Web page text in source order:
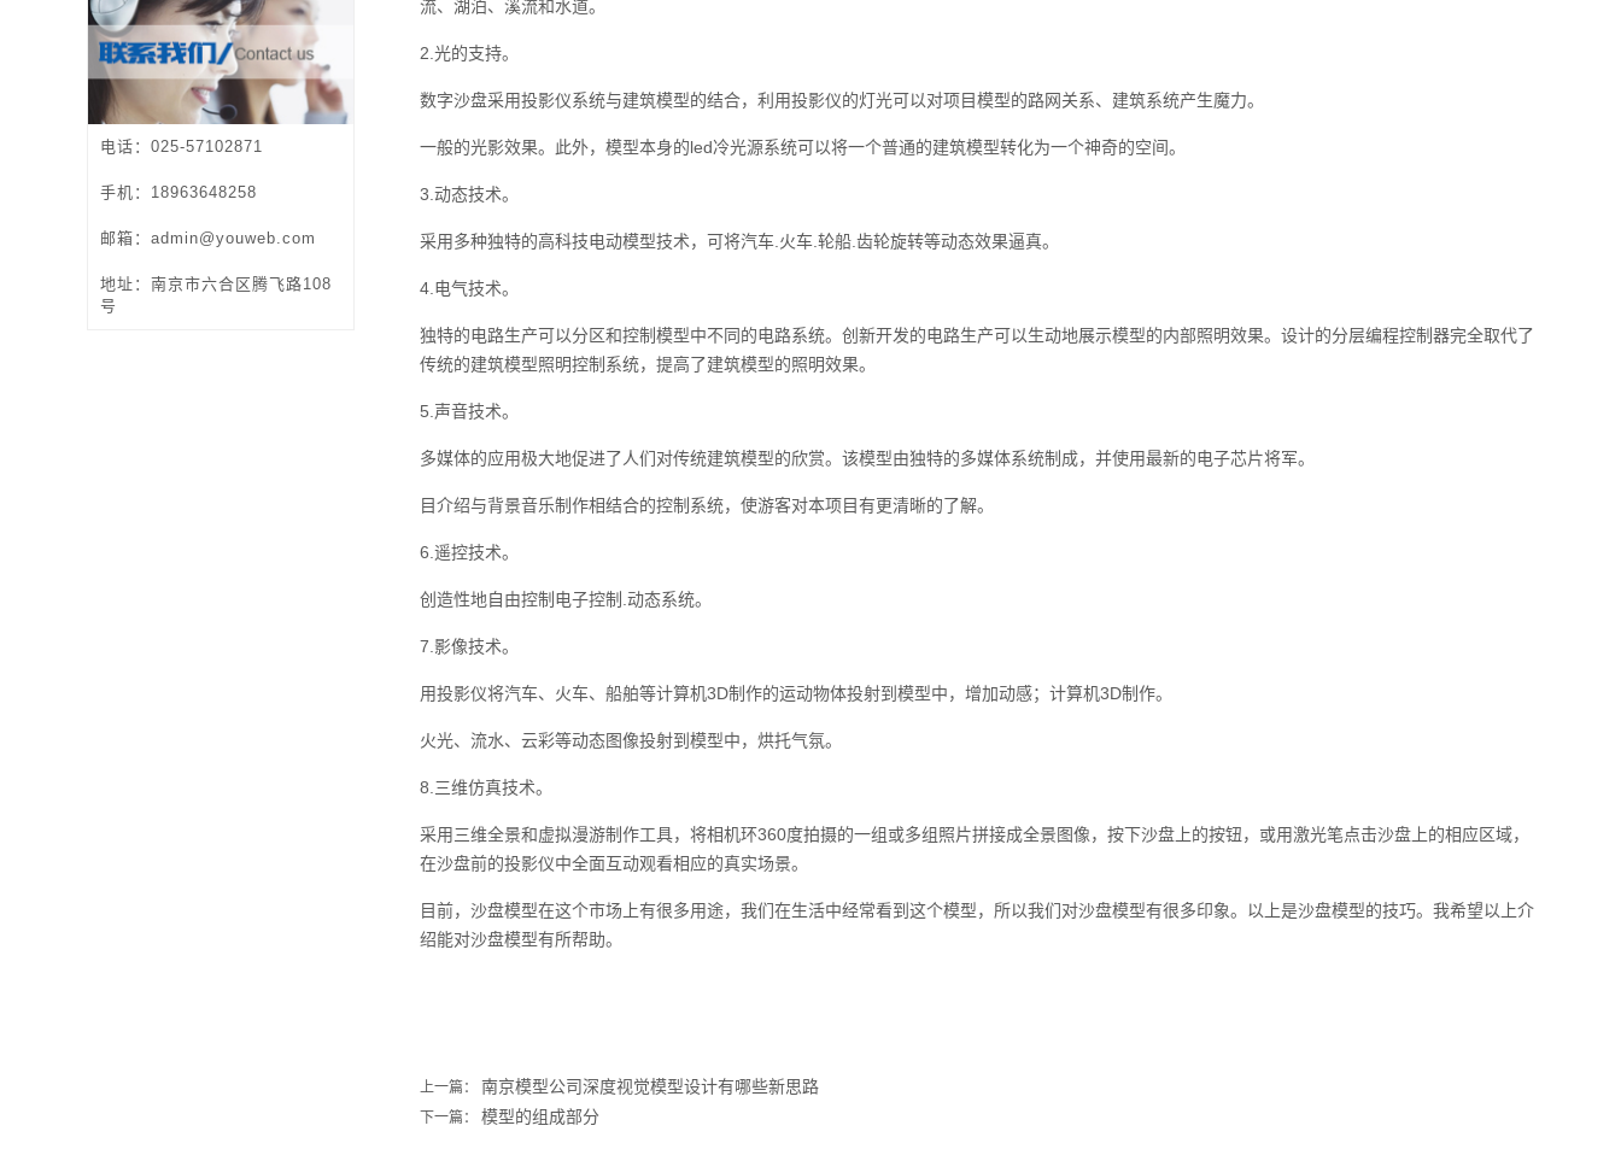
电话：025-57102871
手机：18963648258
邮箱：admin@youweb.com
地址：南京市六合区腾飞路108
号
流、湖泊、溪流和水道。
2.光的支持。
数字沙盘采用投影仪系统与建筑模型的结合，利用投影仪的灯光可以对项目模型的路网关系、建筑系统产生魔力。
一般的光影效果。此外，模型本身的led冷光源系统可以将一个普通的建筑模型转化为一个神奇的空间。
3.动态技术。
采用多种独特的高科技电动模型技术，可将汽车.火车.轮船.齿轮旋转等动态效果逼真。
4.电气技术。
独特的电路生产可以分区和控制模型中不同的电路系统。创新开发的电路生产可以生动地展示模型的内部照明效果。设计的分层编程控制器完全取代了
传统的建筑模型照明控制系统，提高了建筑模型的照明效果。
5.声音技术。
多媒体的应用极大地促进了人们对传统建筑模型的欣赏。该模型由独特的多媒体系统制成，并使用最新的电子芯片将军。
目介绍与背景音乐制作相结合的控制系统，使游客对本项目有更清晰的了解。
6.遥控技术。
创造性地自由控制电子控制.动态系统。
7.影像技术。
用投影仪将汽车、火车、船舶等计算机3D制作的运动物体投射到模型中，增加动感；计算机3D制作。
火光、流水、云彩等动态图像投射到模型中，烘托气氛。
8.三维仿真技术。
采用三维全景和虚拟漫游制作工具，将相机环360度拍摄的一组或多组照片拼接成全景图像，按下沙盘上的按钮，或用激光笔点击沙盘上的相应区域，
在沙盘前的投影仪中全面互动观看相应的真实场景。
目前，沙盘模型在这个市场上有很多用途，我们在生活中经常看到这个模型，所以我们对沙盘模型有很多印象。以上是沙盘模型的技巧。我希望以上介
绍能对沙盘模型有所帮助。
上一篇： 南京模型公司深度视觉模型设计有哪些新思路
下一篇： 模型的组成部分